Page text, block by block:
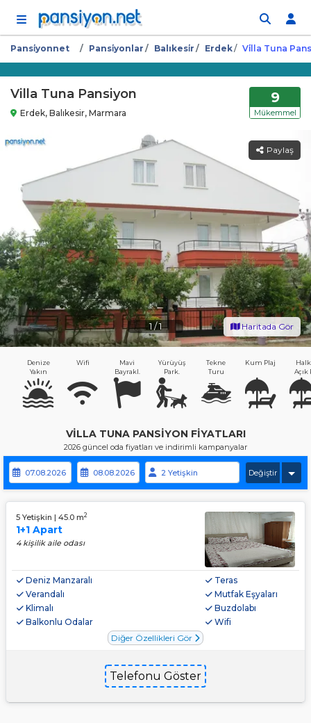
Pansi̇yonnet Pansi̇yonlar Balıkesi̇r Erdek Vi̇lla Tuna
Villa Tuna Pansiyon
Erdek, Balıkesir, Marmara
9
Mükemmel
1 /1
Paylaş
Haritada Gör
Denize
Yakın
Wifi
Mavi
Bayrakl.
Yürüyüş
Park.
Tekne
Turu
Kum Plaj
Açık
VILLA TUNA PANSIYON FIYATLARI
2026 güncel oda fiyatları ve indirimli kampanyalar
Değiştir
5 Yetişkin | 45.0 m2
1+1 Apart
4 kişilik aile odası
Deniz Manzaralı
Teras
Verandalı
Mutfak Eşyaları
Klimalı
Buzdolabı
Balkonlu Odalar
Wifi
Diğer Özellikleri Gör
Telefonu Göster